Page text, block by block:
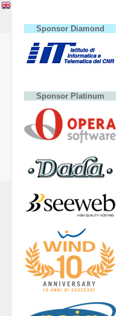
Sponsor Diamond
Sponsor Platinum